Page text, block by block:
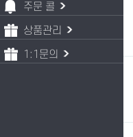
주문 콜
상품관리
1:1문의